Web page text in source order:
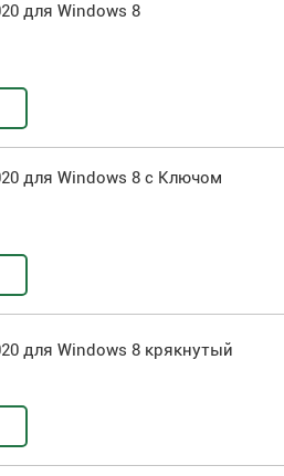
для Windows 8
для Windows 8 с Ключом
для Windows 8 крякнутый